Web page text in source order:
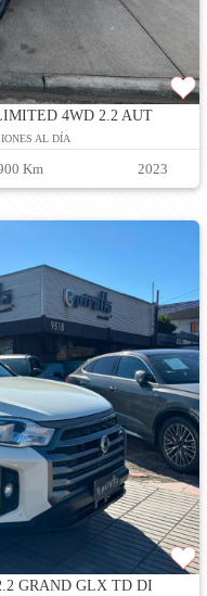
4WD 2.2 AUT
AL DÍA
Km 2023
GRAND GLX TD DI